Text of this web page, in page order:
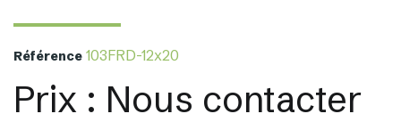
Référence 103FRD-12x20
Prix : Nous contacter